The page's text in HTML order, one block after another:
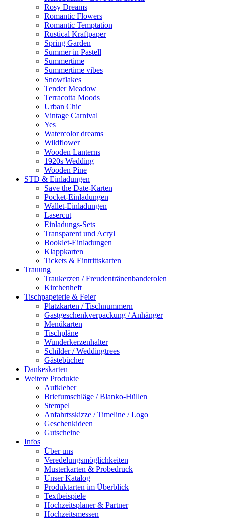
Rosy Dreams
Romantic Flowers
Romantic Temptation
Rustical Kraftpaper
Spring Garden
Summer in Pastell
Summertime
Summertime vibes
Snowflakes
Tender Meadow
Terracotta Moods
Urban Chic
Vintage Carnival
Yes
Watercolor dreams
Wildflower
Wooden Lanterns
1920s Wedding
Wooden Pine
STD & Einladungen
Save the Date-Karten
Pocket-Einladungen
Wallet-Einladungen
Lasercut
Einladungs-Sets
Transparent und Acryl
Booklet-Einladungen
Klappkarten
Tickets & Eintrittskarten
Trauung
Traukerzen / Freudentränenbanderolen
Kirchenheft
Tischpapeterie & Feier
Platzkarten / Tischnummern
Gastgeschenkverpackung / Anhänger
Menükarten
Tischpläne
Wunderkerzenhalter
Schilder / Weddingtrees
Gästebücher
Dankeskarten
Weitere Produkte
Aufkleber
Briefumschläge / Blanko-Hüllen
Stempel
Anfahrtsskizze / Timeline / Logo
Geschenkideen
Gutscheine
Infos
Über uns
Veredelungsmöglichkeiten
Musterkarten & Probedruck
Unser Katalog
Produktarten im Überblick
Textbeispiele
Hochzeitsplaner & Partner
Hochzeitsmessen